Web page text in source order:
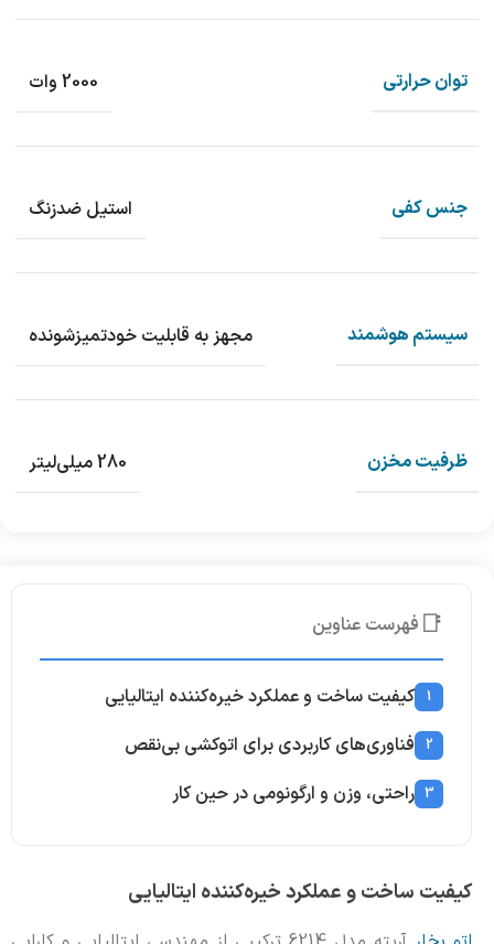
📑 فهرست عناوین
1 کیفیت ساخت و عملکرد خیره‌کننده ایتالیایی
2 فناوری‌های کاربردی برای اتوکشی بی‌نقص
3 راحتی، وزن و ارگونومی در حین کار
کیفیت ساخت و عملکرد خیره‌کننده ایتالیایی
توان حرارتی 2000 وات
جنس کفی استیل ضدزنگ
سیستم هوشمند مجهز به قابلیت خودتمیزشونده
ظرفیت مخزن 280 میلی‌لیتر